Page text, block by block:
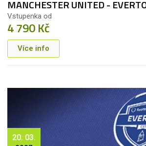
MANCHESTER UNITED -
Vstupenka od
4 790 Kč
Více info
20. 03.